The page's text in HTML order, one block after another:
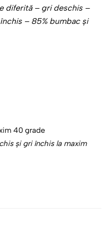
diferită – gri deschis –
– 85% bumbac și
40 grade
și gri închis la maxim